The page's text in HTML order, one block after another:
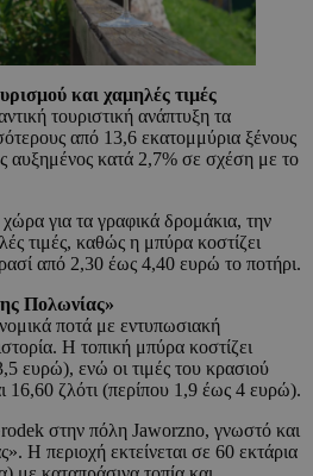
και χαμηλές τιμές
τουριστική ανάπτυξη τα
από 13,6 εκατομμύρια ξένους
αυξημένος κατά 2,7% σε σχέση με το
χώρα για τα γραφικά δρομάκια, την
τιμές, καθώς η μπύρα κοστίζει
από 2,30 έως 4,40 ευρώ το ποτήρι.
Πολωνίας»
ποτά με εντυπωσιακή
Η τοπική μπύρα κοστίζει
ευρώ), ενώ οι τιμές του κρασιού
16,60 ζλότι (περίπου 1,9 έως 4 ευρώ).
στην πόλη Jaworzno, γνωστό και
Η περιοχή εκτείνεται σε 60 εκτάρια